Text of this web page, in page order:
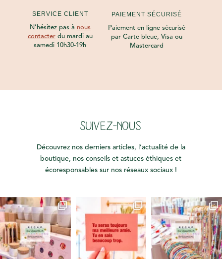
SERVICE CLIENT
N’hésitez pas à nous
contacterdu mardi au
samedi 10h30-19h
PAIEMENT SÉCURISÉ
Paiement en ligne sécurisé
par Carte bleue, Visa ou
Mastercard
SUIVEZ-NOUS
Découvrez nos derniers articles, l’actualité de la
boutique, nos conseils et astuces éthiques et
écoresponsables sur nos réseaux sociaux !